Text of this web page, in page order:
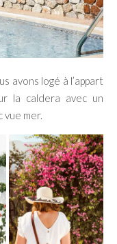
avons logé à l’appart
la caldera avec un
vue mer.